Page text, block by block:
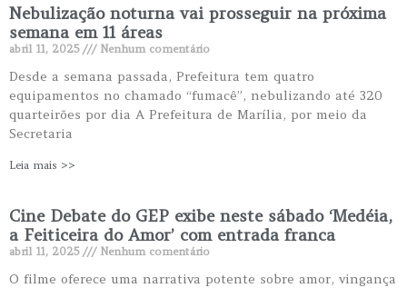
Nebulização noturna vai prosseguir na próxima
semana em 11 áreas
abril 11, 2025 Nenhum comentário
Desde a semana passada, Prefeitura tem quatro
equipamentos no chamado “fumacê”, nebulizando até 320
quarteirões por dia A Prefeitura de Marília, por meio da
Secretaria
Leia mais >>
Cine Debate do GEP exibe neste sábado ‘Medéia,
a Feiticeira do Amor’ com entrada franca
abril 11, 2025 Nenhum comentário
O filme oferece uma narrativa potente sobre amor, vingança